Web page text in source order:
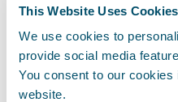
This Website Uses Cookies
We use cookies to
provide social media
You consent to our
website.
akkurate
liefern. Zudem wird
Wachstum durch
ermöglichen.“